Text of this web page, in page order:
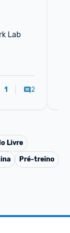
Lab
1 2
Livre
Pré-treino